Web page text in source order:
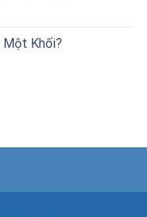
Một Khối?